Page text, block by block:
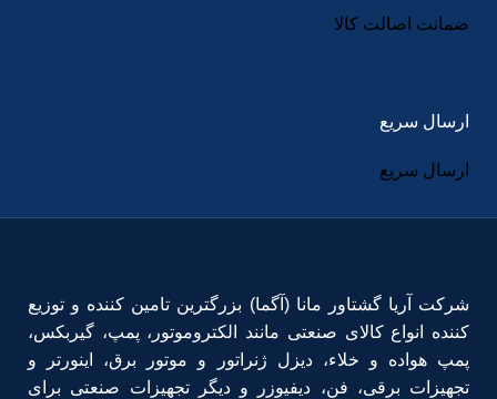
ضمانت اصالت کالا
ارسال سریع
ارسال سریع
شرکت آریا گشتاور مانا (آگما) بزرگترین تامین کننده و توزیع
کننده انواع کالای صنعتی مانند الکتروموتور، پمپ، گیربکس،
پمپ هواده و خلاء، دیزل ژنراتور و موتور برق، اینورتر و
تجهیزات برقی، فن، دیفیوزر و دیگر تجهیزات صنعتی برای